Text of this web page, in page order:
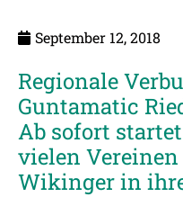
September 12, 2018
Regionale
Guntamatic
Ab sofort startet
vielen
Wikinger in